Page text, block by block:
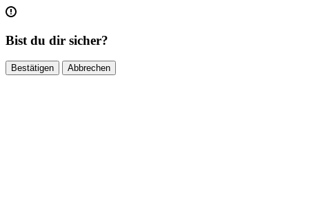
Bist du dir sicher?
Bestätigen Abbrechen